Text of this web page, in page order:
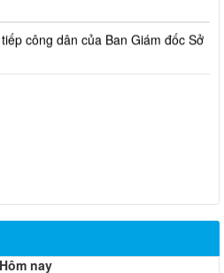
công dân của Ban Giám đốc Sở
Hôm nay